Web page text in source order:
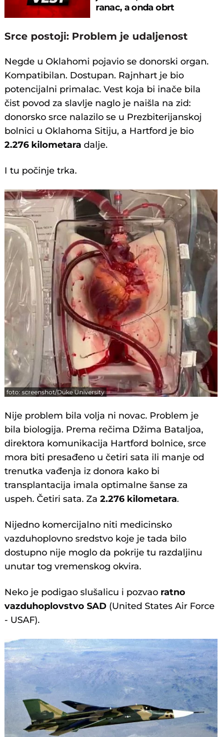
ranac, a onda obrt
Srce postoji: Problem je udaljenost
Negde u Oklahomi pojavio se donorski organ.
Kompatibilan. Dostupan. Rajnhart je bio
potencijalni primalac. Vest koja bi inače bila
čist povod za slavlje naglo je naišla na zid:
donorsko srce nalazilo se u Prezbiterijanskoj
bolnici u Oklahoma Sitiju, a Hartford je bio
2.276 kilometara dalje.
I tu počinje trka.
foto: screenshot/Duke University
Nije problem bila volja ni novac. Problem je
bila biologija. Prema rečima Džima Bataljoa,
direktora komunikacija Hartford bolnice, srce
mora biti presađeno u četiri sata ili manje od
trenutka vađenja iz donora kako bi
transplantacija imala optimalne šanse za
uspeh. Četiri sata. Za2.276 kilometara.
Nijedno komercijalno niti medicinsko
vazduhoplovno sredstvo koje je tada bilo
dostupno nije moglo da pokrije tu razdaljinu
unutar tog vremenskog okvira.
Neko je podigao slušalicu i pozvao ratno
vazduhoplovstvo SAD (United States Air Force
- USAF).